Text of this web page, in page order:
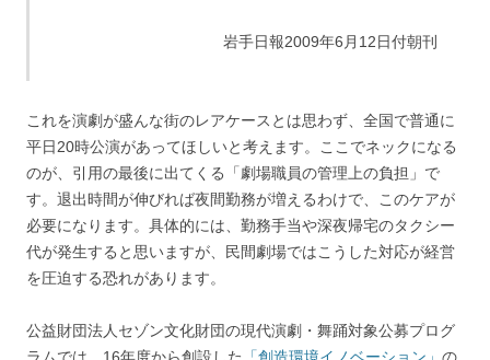
岩手日報2009年6月12日付朝刊
これを演劇が盛んな街のレアケースとは思わず、全国で普通に
平日20時公演があってほしいと考えます。ここでネックになる
のが、引用の最後に出てくる「劇場職員の管理上の負担」で
す。退出時間が伸びれば夜間勤務が増えるわけで、このケアが
必要になります。具体的には、勤務手当や深夜帰宅のタクシー
代が発生すると思いますが、民間劇場ではこうした対応が経営
を圧迫する恐れがあります。
公益財団法人セゾン文化財団の現代演劇・舞踊対象公募プログ